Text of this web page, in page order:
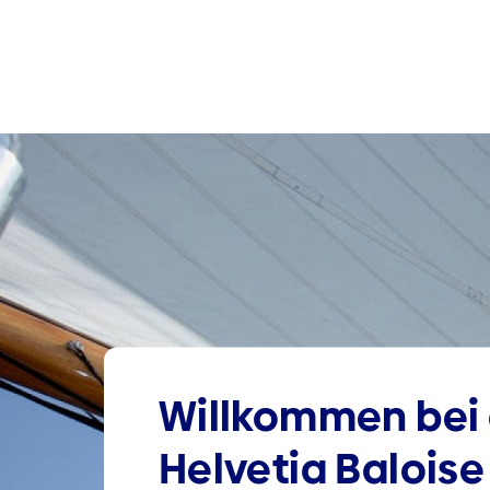
Willkommen bei
Helvetia Baloise